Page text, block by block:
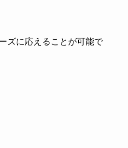
ズに応えることが可能で